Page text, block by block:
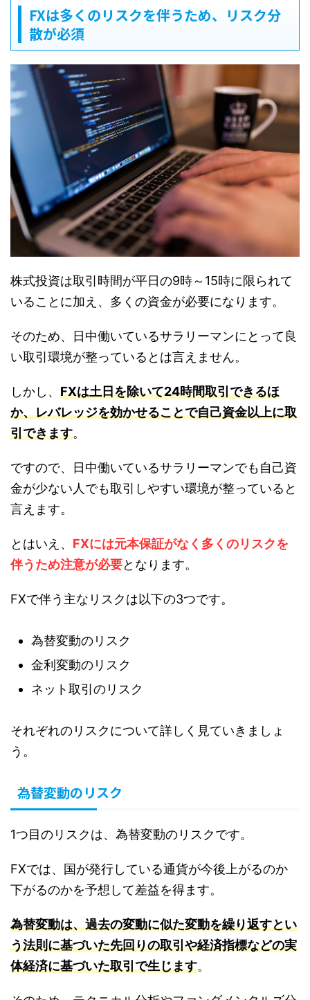
FXは多くのリスクを伴うため、リスク分
散が必須
株式投資は取引時間が平日の9時～15時に限られて
いることに加え、多くの資金が必要になります。
そのため、日中働いているサラリーマンにとって良
い取引環境が整っているとは言えません。
しかし、 FXは土日を除いて24時間取引できるほ
か、レバレッジを効かせることで自己資金以上に取
引できます。
ですので、日中働いているサラリーマンでも自己資
金が少ない人でも取引しやすい環境が整っていると
言えます。
とはいえ、 FXには元本保証がなく多くのリスクを
伴うため注意が必要となります。
FXで伴う主なリスクは以下の3つです。
為替変動のリスク
金利変動のリスク
ネット取引のリスク
それぞれのリスクについて詳しく見ていきましょ
う。
為替変動のリスク
1つ目のリスクは、為替変動のリスクです。
FXでは、国が発行している通貨が今後上がるのか
下がるのかを予想して差益を得ます。
為替変動は、過去の変動に似た変動を繰り返すとい
う法則に基づいた先回りの取引や経済指標などの実
体経済に基づいた取引で生じます。